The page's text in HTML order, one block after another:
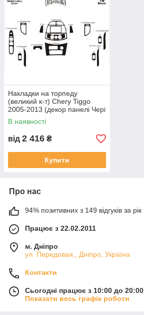
Накладки на торпеду
(великий к-т) Chery Tiggo
2005-2013 (декор панелі Чері
Тіго)
В наявності
від 2 416 ₴
Купити
Про нас
94% позитивних з 149 відгуків за рік
Працює з 22.02.2011
м. Дніпро
ул. Передовая,, Дніпро, Україна
Контакти
Сьогодні працює з 10:00 до 20:00
Показати весь графік роботи